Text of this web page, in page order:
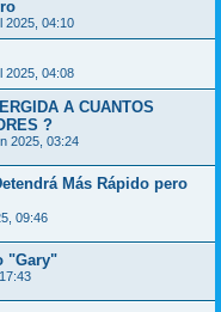
2025, 04:10
2025, 04:08
A CUANTOS
?
2025, 03:24
Más Rápido pero
09:46
"Gary"